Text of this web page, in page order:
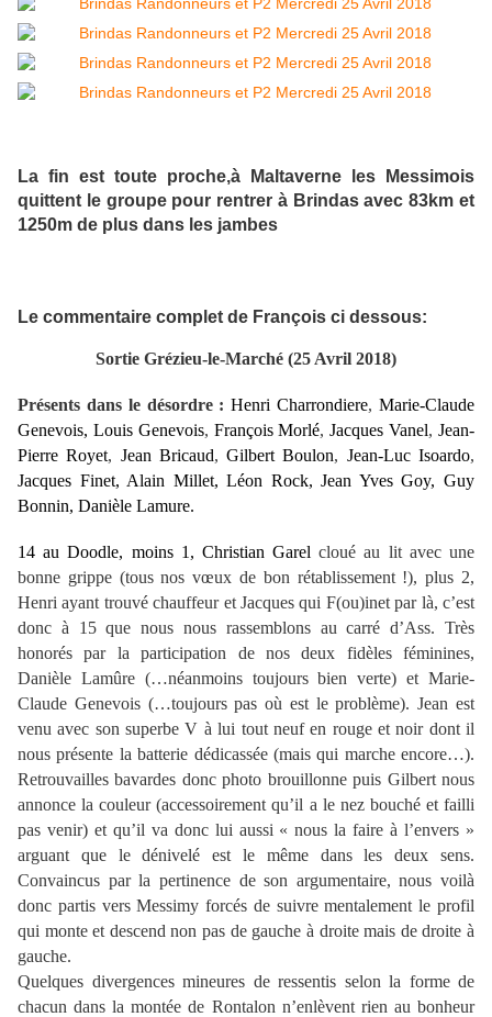
La fin est toute proche,à Maltaverne les Messimois
quittent le groupe pour rentrer à Brindas avec 83km et
1250m de plus dans les jambes
Le commentaire complet de François ci dessous:
Sortie Grézieu-le-Marché (25 Avril 2018)
Présents dans le désordre :Henri Charrondiere,Marie-Claude
Genevois, Louis Genevois, François Morlé,Jacques Vanel,Jean-
Pierre Royet, Jean Bricaud,Gilbert Boulon, Jean-Luc Isoardo,
Jacques Finet, Alain Millet, Léon Rock, Jean Yves Goy, Guy
Bonnin, Danièle Lamure.
14 au Doodle, moins 1, Christian Garel cloué au lit avec une
bonne grippe (tous nos vœux de bon rétablissement !), plus 2,
Henri ayant trouvé chauffeur et Jacques qui F(ou)inet par là, c’est
donc à 15 que nous nous rassemblons au carré d’Ass. Très
honorés par la participation de nos deux fidèles féminines,
Danièle Lamûre (…néanmoins toujours bien verte) et Marie-
Claude Genevois (…toujours pas où est le problème). Jean est
venu avec son superbe V à lui tout neuf en rouge et noir dont il
nous présente la batterie dédicassée (mais qui marche encore…).
Retrouvailles bavardes donc photo brouillonne puis Gilbert nous
annonce la couleur (accessoirement qu’il a le nez bouché et failli
pas venir) et qu’il va donc lui aussi « nous la faire à l’envers »
arguant que le dénivelé est le même dans les deux sens.
Convaincus par la pertinence de son argumentaire, nous voilà
donc partis vers Messimy forcés de suivre mentalement le profil
qui monte et descend non pas de gauche à droite mais de droite à
gauche.
Quelques divergences mineures de ressentis selon la forme de
chacun dans la montée de Rontalon n’enlèvent rien au bonheur